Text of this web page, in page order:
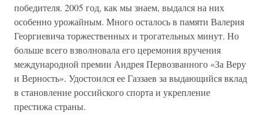
победителя. 2005 год, как мы знаем, выдался на них
особенно урожайным. Много осталось в памяти Валерия
Георгиевича торжественных и трогательных минут. Но
больше всего взволновала его церемония вручения
международной премии Андрея Первозванного «За Веру
и Верность». Удостоился ее Газзаев за выдающийся вклад
в становление российского спорта и укрепление
престижа страны.